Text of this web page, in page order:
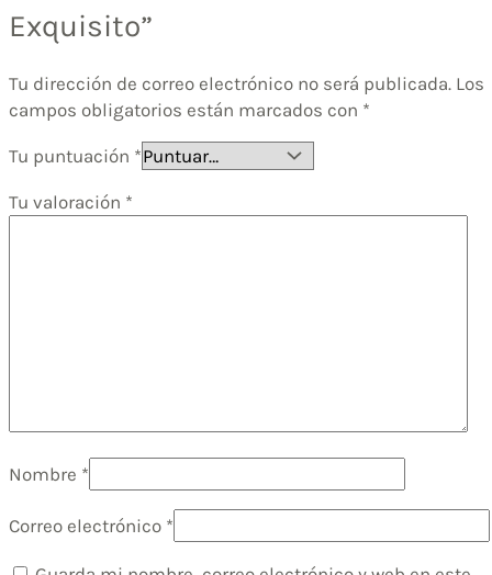
Exquisito”
Tu dirección de correo electrónico no será publicada. Los
campos obligatorios están marcados con *
Tu puntuación *
Tu valoración *
Nombre *
Correo electrónico *